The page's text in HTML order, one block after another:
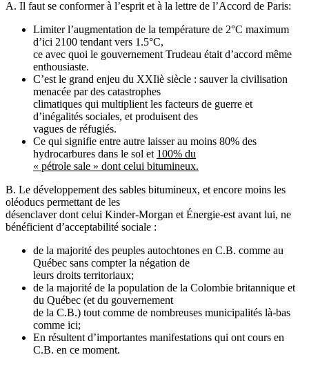
A. Il faut se conformer à l’esprit et à la lettre de l’Accord de Paris:
Limiter l’augmentation de la température de 2°C maximum
d’ici 2100 tendant vers 1.5°C,
ce avec quoi le gouvernement Trudeau était d’accord même
enthousiaste.
C’est le grand enjeu du XXIiè siècle : sauver la civilisation
menacée par des catastrophes
climatiques qui multiplient les facteurs de guerre et
d’inégalités sociales, et produisent des
vagues de réfugiés.
Ce qui signifie entre autre laisser au moins 80% des
hydrocarbures dans le sol et 100% du
« pétrole sale » dont celui bitumineux.
B. Le développement des sables bitumineux, et encore moins les
oléoducs permettant de les
désenclaver dont celui Kinder-Morgan et Énergie-est avant lui, ne
bénéficient d’acceptabilité sociale :
de la majorité des peuples autochtones en C.B. comme au
Québec sans compter la négation de
leurs droits territoriaux;
de la majorité de la population de la Colombie britannique et
du Québec (et du gouvernement
de la C.B.) tout comme de nombreuses municipalités là-bas
comme ici;
En résultent d’importantes manifestations qui ont cours en
C.B. en ce moment.